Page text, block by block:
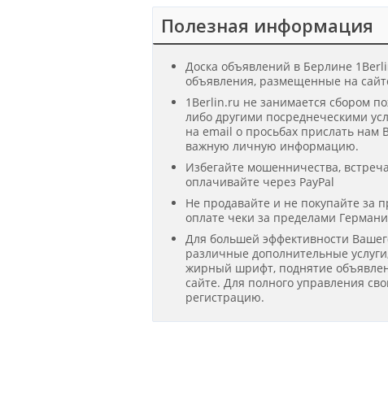
Полезная информация
Доска объявлений в Берлине
объявления, размещенные на
1Berlin.ru не занимается сбором
либо другими посреднеческими
на email о просьбах прислать нам
важную личную информацию.
Избегайте мошенничества,
оплачивайте через PayPal
Не продавайте и не покупайте за
оплате чеки за пределами
Для большей эффективности
различные дополнительные
жирный шрифт, поднятие
сайте. Для полного управления
регистрацию.